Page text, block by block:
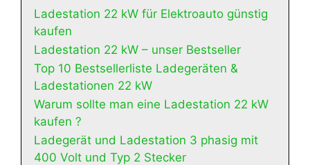
Ladestation 22 kW für Elektroauto günstig
kaufen
Ladestation 22 kW – unser Bestseller
Top 10 Bestsellerliste Ladegeräten &
Ladestationen 22 kW
Warum sollte man eine Ladestation 22 kW
kaufen ?
Ladegerät und Ladestation 3 phasig mit
400 Volt und Typ 2 Stecker